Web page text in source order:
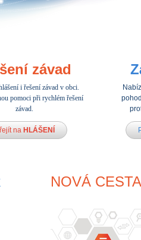
závad
i řešení závad v obci.
pomoci při rychlém řešení
závad.
na HLÁŠENÍ
NOVÁ CESTA